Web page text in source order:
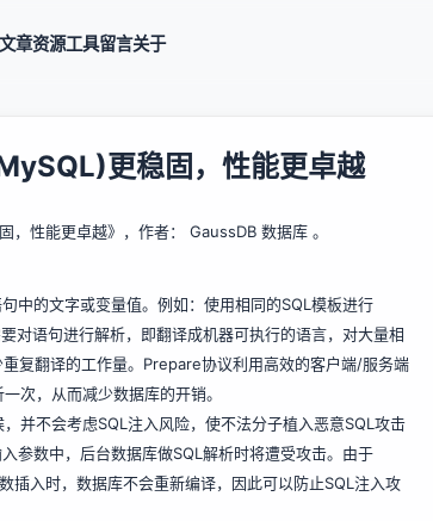
章资源工具留言关于
更稳固，性能更卓越
，性能更卓越》，作者： GaussDB 数据库 。
中的文字或变量值。例如：使用相同的SQL模板进行
对语句进行解析，即翻译成机器可执行的语言，对大量相
复翻译的工作量。Prepare协议利用高效的客户端/服务端
次，从而减少数据库的开销。
并不会考虑SQL注入风险，使不法分子植入恶意SQL攻击
参数中，后台数据库做SQL解析时将遭受攻击。由于
插入时，数据库不会重新编译，因此可以防止SQL注入攻